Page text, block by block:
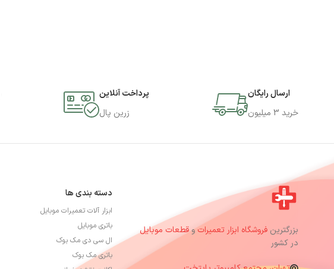
ارسال رایگان
خرید 3 میلیون
پرداخت آنلاین
زرین پال
بزرگترین فروشگاه ابزار تعمیراتوقطعات موبایل
در کشور
دسته بندی ها
ابزار آلات تعمیرات موبایل
باتری موبایل
ال سی دی مک بوک
باتری مک بوک